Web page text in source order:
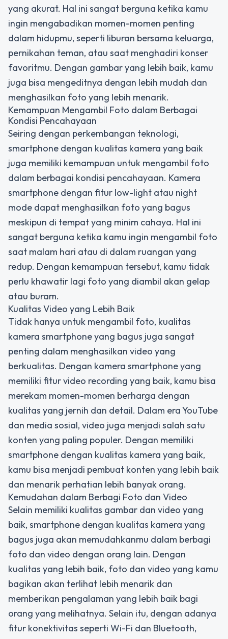
yang akurat. Hal ini sangat berguna ketika kamu
ingin mengabadikan momen-momen penting
dalam hidupmu, seperti liburan bersama keluarga,
pernikahan teman, atau saat menghadiri konser
favoritmu. Dengan gambar yang lebih baik, kamu
juga bisa mengeditnya dengan lebih mudah dan
menghasilkan foto yang lebih menarik.
Kemampuan Mengambil Foto dalam Berbagai
Kondisi Pencahayaan
Seiring dengan perkembangan teknologi,
smartphone dengan kualitas kamera yang baik
juga memiliki kemampuan untuk mengambil foto
dalam berbagai kondisi pencahayaan. Kamera
smartphone dengan fitur low-light atau night
mode dapat menghasilkan foto yang bagus
meskipun di tempat yang minim cahaya. Hal ini
sangat berguna ketika kamu ingin mengambil foto
saat malam hari atau di dalam ruangan yang
redup. Dengan kemampuan tersebut, kamu tidak
perlu khawatir lagi foto yang diambil akan gelap
atau buram.
Kualitas Video yang Lebih Baik
Tidak hanya untuk mengambil foto, kualitas
kamera smartphone yang bagus juga sangat
penting dalam menghasilkan video yang
berkualitas. Dengan kamera smartphone yang
memiliki fitur video recording yang baik, kamu bisa
merekam momen-momen berharga dengan
kualitas yang jernih dan detail. Dalam era YouTube
dan media sosial, video juga menjadi salah satu
konten yang paling populer. Dengan memiliki
smartphone dengan kualitas kamera yang baik,
kamu bisa menjadi pembuat konten yang lebih baik
dan menarik perhatian lebih banyak orang.
Kemudahan dalam Berbagi Foto dan Video
Selain memiliki kualitas gambar dan video yang
baik, smartphone dengan kualitas kamera yang
bagus juga akan memudahkanmu dalam berbagi
foto dan video dengan orang lain. Dengan
kualitas yang lebih baik, foto dan video yang kamu
bagikan akan terlihat lebih menarik dan
memberikan pengalaman yang lebih baik bagi
orang yang melihatnya. Selain itu, dengan adanya
fitur konektivitas seperti Wi-Fi dan Bluetooth,